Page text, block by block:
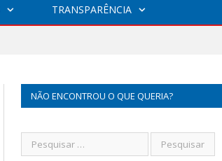
TRANSPARÊNCIA
NÃO ENCONTROU O QUE QUERIA?